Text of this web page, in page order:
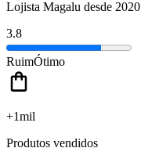
Lojista Magalu desde 2020
3.8
RuimÓtimo
+1mil
Produtos vendidos